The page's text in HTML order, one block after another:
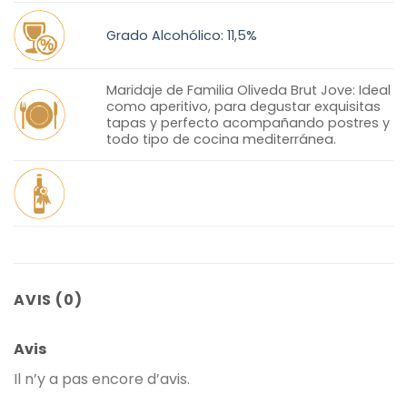
Grado Alcohólico: 11,5%
Maridaje de Familia Oliveda Brut Jove: Ideal
como aperitivo, para degustar exquisitas
tapas y perfecto acompañando postres y
todo tipo de cocina mediterránea.
AVIS (0)
Avis
Il n’y a pas encore d’avis.